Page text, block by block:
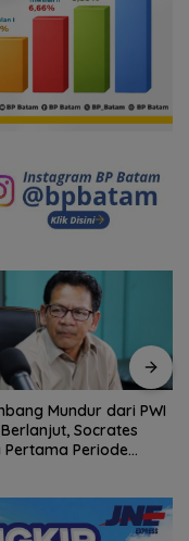
Perkuat
Layanan
Alokasi Tanah